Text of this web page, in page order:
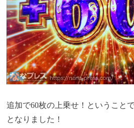
追加で60枚の上乗せ！ということ
となりました！